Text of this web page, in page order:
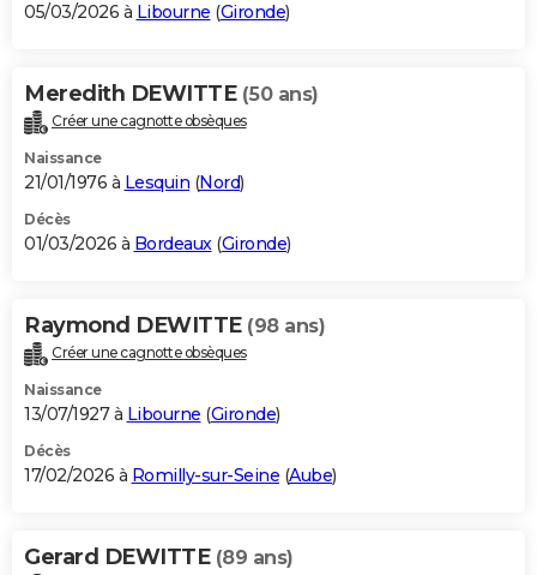
05/03/2026 à Libourne (Gironde)
Meredith DEWITTE (50 ans)
Créer une cagnotte obsèques
Naissance
21/01/1976 à Lesquin (Nord)
Décès
01/03/2026 à Bordeaux(Gironde)
Raymond DEWITTE (98 ans)
Créer une cagnotte obsèques
Naissance
13/07/1927 à Libourne (Gironde)
Décès
17/02/2026 à Romilly-sur-Seine (Aube)
Gerard DEWITTE (89 ans)